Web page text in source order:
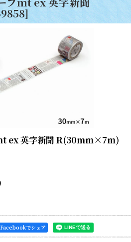
]
ex 英字新聞 R(30mm×7m)
Facebookでシェア